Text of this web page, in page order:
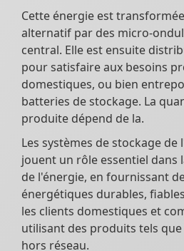
Cette énergie est
alternatif par des micro-
central. Elle est ensuite
pour satisfaire aux besoins
domestiques, ou bien
batteries de stockage. La
produite dépend de la.
Les systèmes de stockage
jouent un rôle essentiel dans
de l'énergie, en fournissant
énergétiques durables,
les clients domestiques et
utilisant des produits tels
hors réseau.